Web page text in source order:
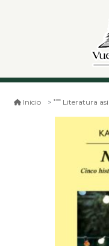
Inicio Literatura